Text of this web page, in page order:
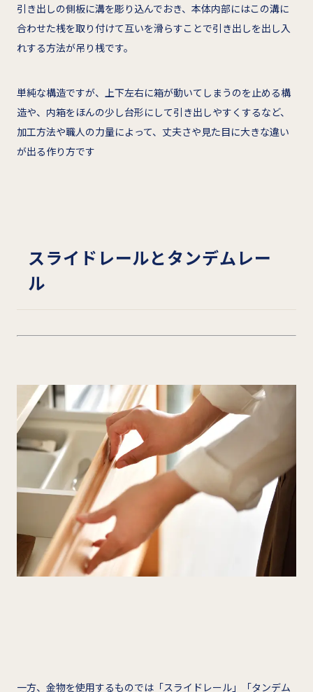
引き出しの側板に溝を彫り込んでおき、本体内部にはこの溝に
合わせた桟を取り付けて互いを滑らすことで引き出しを出し入
れする方法が吊り桟です。
単純な構造ですが、上下左右に箱が動いてしまうのを止める構
造や、内箱をほんの少し台形にして引き出しやすくするなど、
加工方法や職人の力量によって、丈夫さや見た目に大きな違い
が出る作り方です
スライドレールとタンデムレー
ル
一方、金物を使用するものでは「スライドレール」「タンデム